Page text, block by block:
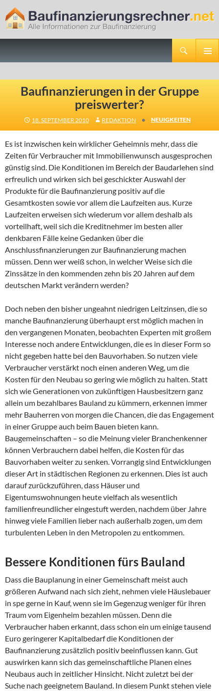
SPRINGEN
Baufinanzierungen in der Gruppe
preiswerter?
18. SEPTEMBER 2010 REDAKTION • NEUIGKEITEN
Es ist inzwischen kein wirklicher Geheimnis mehr, dass die
Zeiten für Verbraucher mit Immobilienwunsch ausgesprochen
günstig sind. Die Konditionen im Bereich der Baudarlehen sind
erfreulich und wirken sich bei geschickter Auswahl der
Produkte für die Baufinanzierung positiv auf die
Gesamtkosten sowie vor allem die Laufzeiten aus. Kurze
Laufzeiten erweisen sich wiederum vor allem deshalb als
vorteilhaft, weil sich die Kreditnehmer im besten aller
denkbaren Fälle keine Gedanken über die
Anschlussfinanzierungen zur Baufinanzierung machen
müssen. Denn wer weiß schon, in welcher Weise sich die
Zinssätze in den kommenden zehn bis 20 Jahren auf dem
deutschen Markt verändern werden?
Doch neben den bisher ungeahnt niedrigen Leitzinsen, die so
manche Baufinanzierung überhaupt erst möglich machen in
den vergangenen Monaten, beobachten Experten mit großem
Interesse noch andere Entwicklungen, die es in dieser Form so
nicht gegeben hatte bei den Bauvorhaben. So nutzen viele
Verbraucher verstärkt noch einen anderen Weg, um die
Kosten für den Neubau so gering wie möglich zu halten. Statt
sich wie Generationen von zukünftigen Hausbesitzern ganz
allein um bezahlbares Bauland zu kümmern, erkennen immer
mehr Bauherren von morgen die Chancen, die das Engagement
in einer Gruppe auch beim Bauen bieten kann.
Baugemeinschaften – so die Meinung vieler Branchenkenner
können Verbrauchern dabei helfen, die Kosten für das
Bauvorhaben weiter zu senken. Vorrangig sind Entwicklungen
dieser Art in städtischen Regionen zu erkennen. Dies ist auch
darauf zurückzuführen, dass Häuser und
Eigentumswohnungen heute vielfach als wesentlich
familienfreundlicher eingestuft werden, nachdem über Jahre
hinweg viele Familien lieber nach außerhalb zogen, um dem
turbulenten Leben in den Metropolen zu entkommen.
Bessere Konditionen fürs Bauland
Dass die Bauplanung in einer Gemeinschaft meist auch
größeren Aufwand nach sich zieht, nehmen viele Häuslebauer
in spe gerne in Kauf, wenn sie im Gegenzug weniger für ihren
Traum vom Eigenheim bezahlen müssen. Denn die
Verbraucher haben erkannt, dass schon ein um einige tausend
Euro geringerer Kapitalbedarf die Konditionen der
Baufinanzierung zusätzlich positiv beeinflussen kann. Gut
auswirken kann sich das gemeinschaftliche Planen eines
Neubaus auch in zeitlicher Hinsicht. Nicht zuletzt bei der
Suche nach geeignetem Bauland. In diesem Punkt stehen viele